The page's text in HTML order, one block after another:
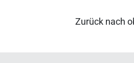
Zurück nach